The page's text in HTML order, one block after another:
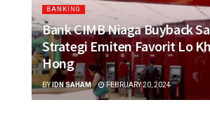
BANKING
Bank CIMB Niaga Buyback
Strategi Emiten Favorit Lo
Hong
BYIDN SAHAM FEBRUARY 20, 2024